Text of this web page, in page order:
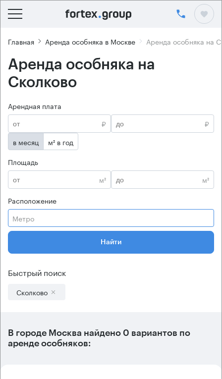
Главная Аренда особняка в Москве Аренда особняка на
Аренда особняка на
Сколково
Арендная плата
₽
₽
в месяц
м² в год
Площадь
м²
м²
Расположение
Метро
Найти
Быстрый поиск
Сколково
В городе Москва найдено 0 вариантов по
аренде особняков: